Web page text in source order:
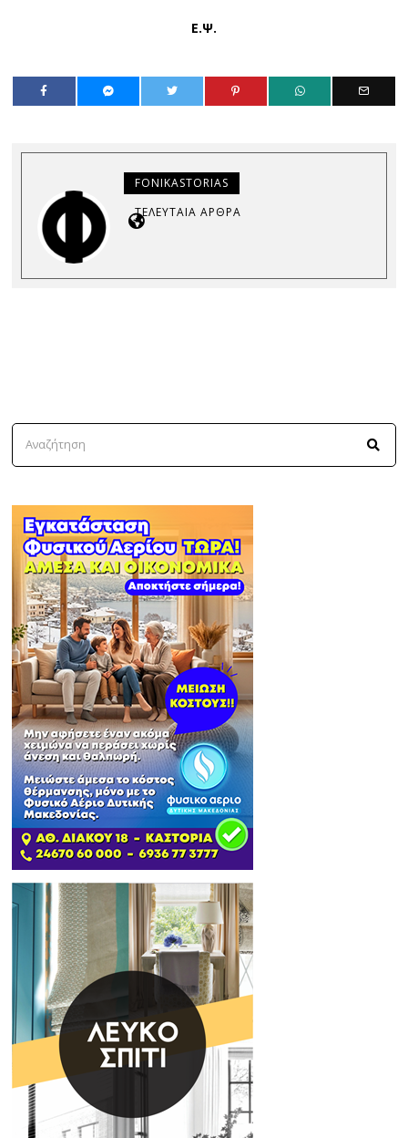
Ε.Ψ.
FONIKASTORIAS
ΤΕΛΕΥΤΑΊΑ ΆΡΘΡΑ